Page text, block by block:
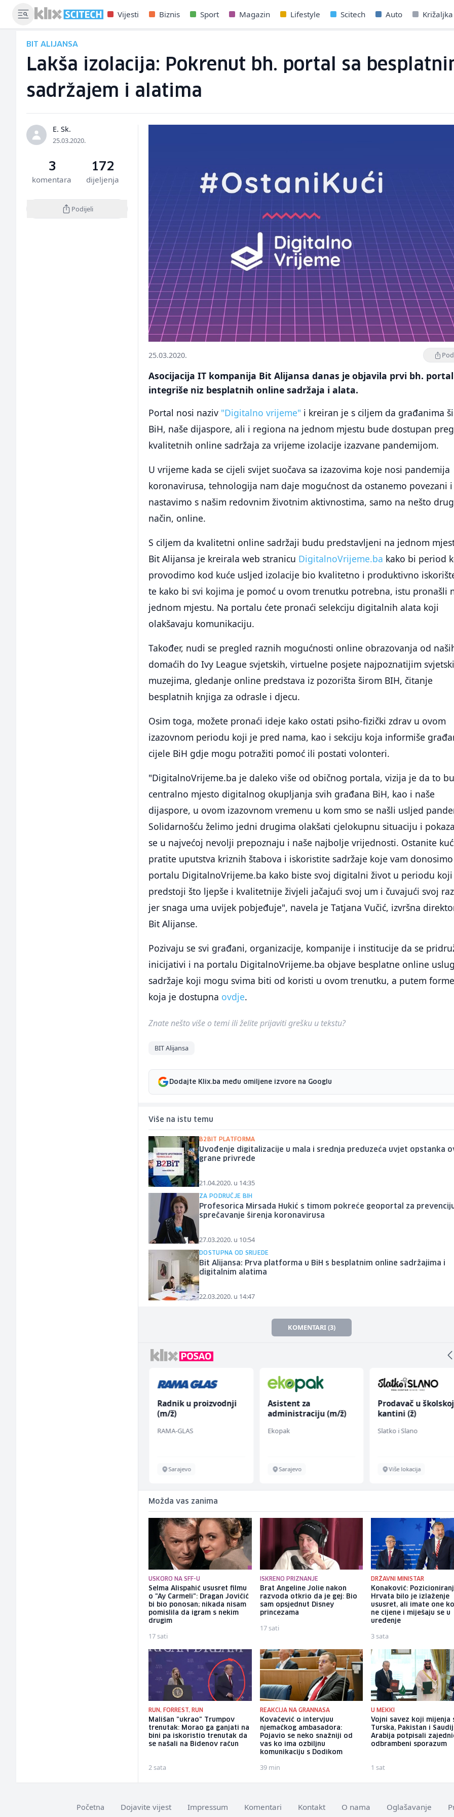
Vijesti Biznis Sport Magazin Lifestyle Scitech Auto Križaljka
BIT ALIJANSA
Lakša izolacija: Pokrenut bh. portal sa
sadržajem i alatima
E. Sk.
25.03.2020.
3
komentara
172
dijeljenja
Podijeli
25.03.2020.
Asocijacija IT kompanija Bit Alijansa danas je objavila prvi bh.
integriše niz besplatnih online sadržaja i alata.
Portal nosi naziv "Digitalno vrijeme" i kreiran je s ciljem da građanima
BiH, naše dijaspore, ali i regiona na jednom mjestu bude dostupan
kvalitetnih online sadržaja za vrijeme izolacije izazvane pandemijom.
U vrijeme kada se cijeli svijet suočava sa izazovima koje nosi pandemija
koronavirusa, tehnologija nam daje mogućnost da ostanemo povezani i
nastavimo s našim redovnim životnim aktivnostima, samo na nešto
način, online.
S ciljem da kvalitetni online sadržaji budu predstavljeni na jednom
Bit Alijansa je kreirala web stranicu DigitalnoVrijeme.ba kako bi period
provodimo kod kuće usljed izolacije bio kvalitetno i produktivno
te kako bi svi kojima je pomoć u ovom trenutku potrebna, istu pronašli
jednom mjestu. Na portalu ćete pronaći selekciju digitalnih alata koji
olakšavaju komunikaciju.
Također, nudi se pregled raznih mogućnosti online obrazovanja od
domaćih do Ivy League svjetskih, virtuelne posjete najpoznatijim
muzejima, gledanje online predstava iz pozorišta širom BIH, čitanje
besplatnih knjiga za odrasle i djecu.
Osim toga, možete pronaći ideje kako ostati psiho-fizički zdrav u ovom
izazovnom periodu koji je pred nama, kao i sekciju koja informiše
cijele BiH gdje mogu potražiti pomoć ili postati volonteri.
"DigitalnoVrijeme.ba je daleko više od običnog portala, vizija je da to
centralno mjesto digitalnog okupljanja svih građana BiH, kao i naše
dijaspore, u ovom izazovnom vremenu u kom smo se našli usljed
Solidarnošću želimo jedni drugima olakšati cjelokupnu situaciju i
se u najvećoj nevolji prepoznaju i naše najbolje vrijednosti. Ostanite
pratite uputstva kriznih štabova i iskoristite sadržaje koje vam
portalu DigitalnoVrijeme.ba kako biste svoj digitalni život u periodu
predstoji što ljepše i kvalitetnije živjeli jačajući svoj um i čuvajući svoj
jer snaga uma uvijek pobjeđuje", navela je Tatjana Vučić, izvršna
Bit Alijanse.
Pozivaju se svi građani, organizacije, kompanije i institucije da se
inicijativi i na portalu DigitalnoVrijeme.ba objave besplatne online
sadržaje koji mogu svima biti od koristi u ovom trenutku, a putem forme
koja je dostupna ovdje.
Znate nešto više o temi ili želite prijaviti grešku u tekstu?
BIT Alijansa
Dodajte Klix.ba među omiljene izvore na Googlu
Više na istu temu
B2BIT PLATFORMA
Uvođenje digitalizacije u mala i srednja preduzeća uvjet opstanka
grane privrede
21.04.2020. u 14:35
ZA PODRUČJE BIH
Profesorica Mirsada Hukić s timom pokreće geoportal za prevenciju
sprečavanje širenja koronavirusa
27.03.2020. u 10:54
DOSTUPNA OD SRIJEDE
Bit Alijansa: Prva platforma u BiH s besplatnim online sadržajima i
digitalnim alatima
22.03.2020. u 14:47
KOMENTARI (3)
Radnik u proizvodnji
(m/ž)
RAMA-GLAS
Sarajevo
Asistent za
administraciju (m/ž)
Ekopak
Sarajevo
Prodavač u školskoj
kantini (ž)
Slatko i Slano
Više lokacija
Možda vas zanima
USKORO NA SFF-U
Selma Alispahić ususret filmu
o "Ay Carmeli": Dragan Jovičić
bi bio ponosan; nikada nisam
pomislila da igram s nekim
drugim
17 sati
ISKRENO PRIZNANJE
Brat Angeline Jolie nakon
razvoda otkrio da je gej: Bio
sam opsjednut Disney
princezama
17 sati
DRŽAVNI MINISTAR
Konaković:
Hrvata bilo je izlaženje
ususret, ali imate one
ne cijene i miješaju se u
uređenje
3 sata
RUN, FORREST, RUN
Mališan "ukrao" Trumpov
trenutak: Morao ga ganjati na
bini pa iskoristio trenutak da
se našali na Bidenov račun
2 sata
REAKCIJA NA GRANNASA
Kovačević o intervjuu
njemačkog ambasadora:
Pojavio se neko snažniji od
vas ko ima ozbiljnu
komunikaciju s Dodikom
39 min
U MEKKI
Vojni savez koji mijenja
Turska, Pakistan i
Arabija potpisali
odbrambeni sporazum
1 sat
Početna Dojavite vijest Impressum Komentari Kontakt O nama Oglašavanje